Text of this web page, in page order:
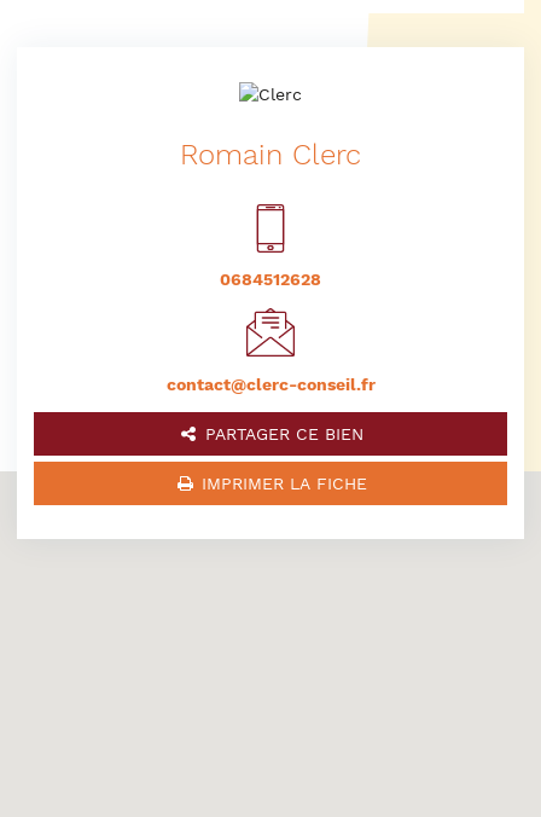
Romain Clerc
0684512628
contact@clerc-conseil.fr
PARTAGER CE BIEN
IMPRIMER LA FICHE